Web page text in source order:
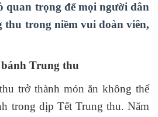
quan trọng để mọi người dân
thu trong niềm vui đoàn viên,
Trung thu
trở thành món ăn không thể
trong dịp Tết Trung thu. Năm